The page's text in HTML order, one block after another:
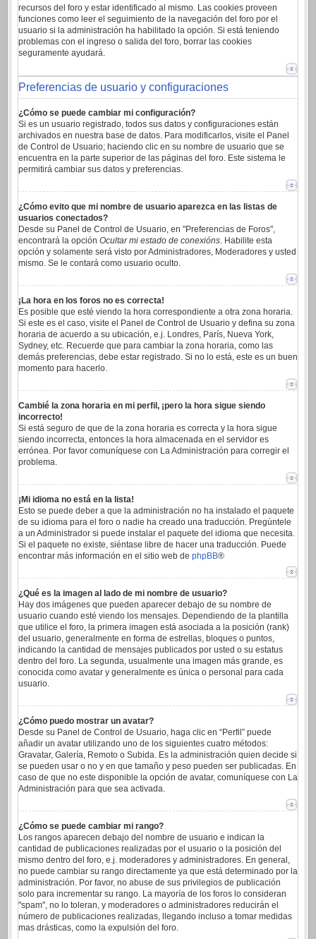
recursos del foro y estar identificado al mismo. Las cookies proveen
funciones como leer el seguimiento de la navegación del foro por el
usuario si la administración ha habilitado la opción. Si está teniendo
problemas con el ingreso o salida del foro, borrar las cookies
seguramente ayudará.
Preferencias de usuario y configuraciones
¿Cómo se puede cambiar mi configuración?
Si es un usuario registrado, todos sus datos y configuraciones están
archivados en nuestra base de datos. Para modificarlos, visite el Panel
de Control de Usuario; haciendo clic en su nombre de usuario que se
encuentra en la parte superior de las páginas del foro. Este sistema le
permitirá cambiar sus datos y preferencias.
¿Cómo evito que mi nombre de usuario aparezca en las listas de
usuarios conectados?
Desde su Panel de Control de Usuario, en "Preferencias de Foros",
encontrará la opción Ocultar mi estado de conexións. Habilite esta
opción y solamente será visto por Administradores, Moderadores y usted
mismo. Se le contará como usuario oculto.
¡La hora en los foros no es correcta!
Es posible que esté viendo la hora correspondiente a otra zona horaria.
Si este es el caso, visite el Panel de Control de Usuario y defina su zona
horaria de acuerdo a su ubicación, e.j. Londres, París, Nueva York,
Sydney, etc. Recuerde que para cambiar la zona horaria, como las
demás preferencias, debe estar registrado. Si no lo está, este es un buen
momento para hacerlo.
Cambié la zona horaria en mi perfil, ¡pero la hora sigue siendo
incorrecto!
Si está seguro de que de la zona horaria es correcta y la hora sigue
siendo incorrecta, entonces la hora almacenada en el servidor es
errónea. Por favor comuníquese con La Administración para corregir el
problema.
¡Mi idioma no está en la lista!
Esto se puede deber a que la administración no ha instalado el paquete
de su idioma para el foro o nadie ha creado una traducción. Pregúntele
a un Administrador si puede instalar el paquete del idioma que necesita.
Si el paquete no existe, siéntase libre de hacer una traducción. Puede
encontrar más información en el sitio web de phpBB®
¿Qué es la imagen al lado de mi nombre de usuario?
Hay dos imágenes que pueden aparecer debajo de su nombre de
usuario cuando esté viendo los mensajes. Dependiendo de la plantilla
que utilice el foro, la primera imagen está asociada a la posición (rank)
del usuario, generalmente en forma de estrellas, bloques o puntos,
indicando la cantidad de mensajes publicados por usted o su estatus
dentro del foro. La segunda, usualmente una imagen más grande, es
conocida como avatar y generalmente es única o personal para cada
usuario.
¿Cómo puedo mostrar un avatar?
Desde su Panel de Control de Usuario, haga clic en “Perfil” puede
añadir un avatar utilizando uno de los siguientes cuatro métodos:
Gravatar, Galería, Remoto o Subida. Es la administración quien decide si
se pueden usar o no y en que tamaño y peso pueden ser publicadas. En
caso de que no este disponible la opción de avatar, comuníquese con La
Administración para que sea activada.
¿Cómo se puede cambiar mi rango?
Los rangos aparecen debajo del nombre de usuario e indican la
cantidad de publicaciones realizadas por el usuario o la posición del
mismo dentro del foro, e.j. moderadores y administradores. En general,
no puede cambiar su rango directamente ya que está determinado por la
administración. Por favor, no abuse de sus privilegios de publicación
solo para incrementar su rango. La mayoría de los foros lo consideran
"spam", no lo toleran, y moderadores o administradores reducirán el
número de publicaciones realizadas, llegando incluso a tomar medidas
mas drásticas, como la expulsión del foro.